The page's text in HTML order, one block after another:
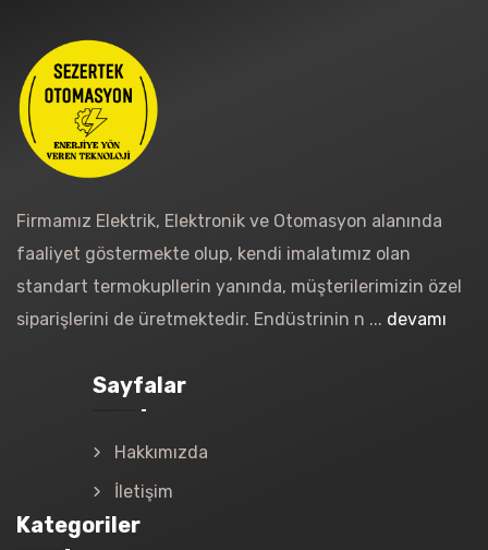
Firmamız Elektrik, Elektronik ve Otomasyon alanında
faaliyet göstermekte olup, kendi imalatımız olan
standart termokupllerin yanında, müşterilerimizin özel
siparişlerini de üretmektedir. Endüstrinin n ... devamı
Sayfalar
Hakkımızda
İletişim
Kategoriler